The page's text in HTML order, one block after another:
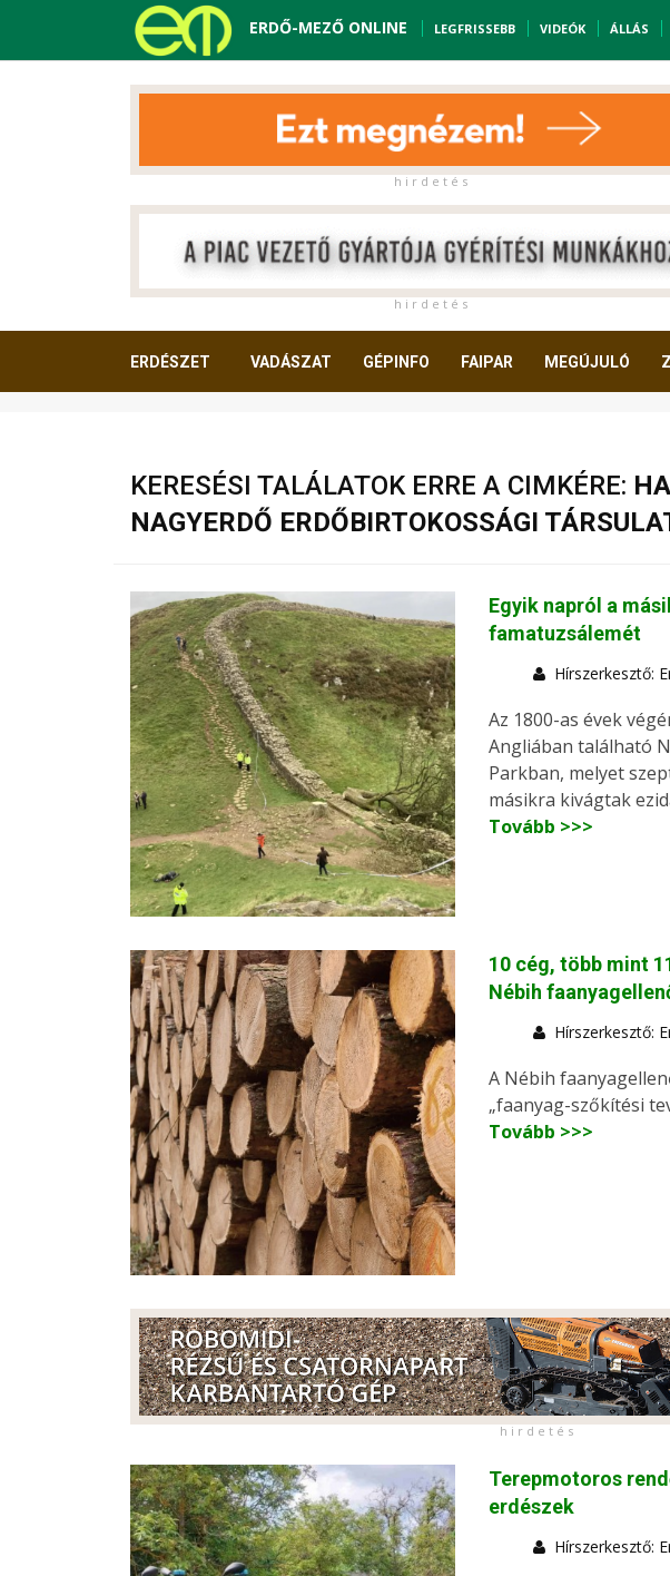
ERDŐ-MEZŐ ONLINE LEGFRISSEBB VIDEÓK ÁLLÁS
h i r d e t é s
h i r d e t é s
ERDÉSZET VADÁSZAT GÉPINFO FAIPAR MEGÚJULÓ
KERESÉSI TALÁLATOK ERRE A CIMKÉRE:
NAGYERDŐ ERDŐBIRTOKOSSÁGI
Egyik napról a
famatuzsálemét
Hírszerkesztő:
Az 1800-as évek
Angliában található
Parkban, melyet
másikra kivágtak
Tovább >>>
10 cég, több mint
Nébih
Hírszerkesztő:
A Nébih
„faanyag-szőkítési
Tovább >>>
h i r d e t é s
Terepmotoros
erdészek
Hírszerkesztő: